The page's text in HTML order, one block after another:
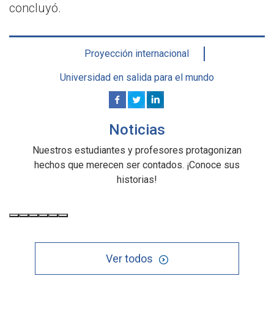
concluyó.
Proyección internacional
Universidad en salida para el mundo
Noticias
Nuestros estudiantes y profesores protagonizan
hechos que merecen ser contados. ¡Conoce sus
historias!
Ver todos